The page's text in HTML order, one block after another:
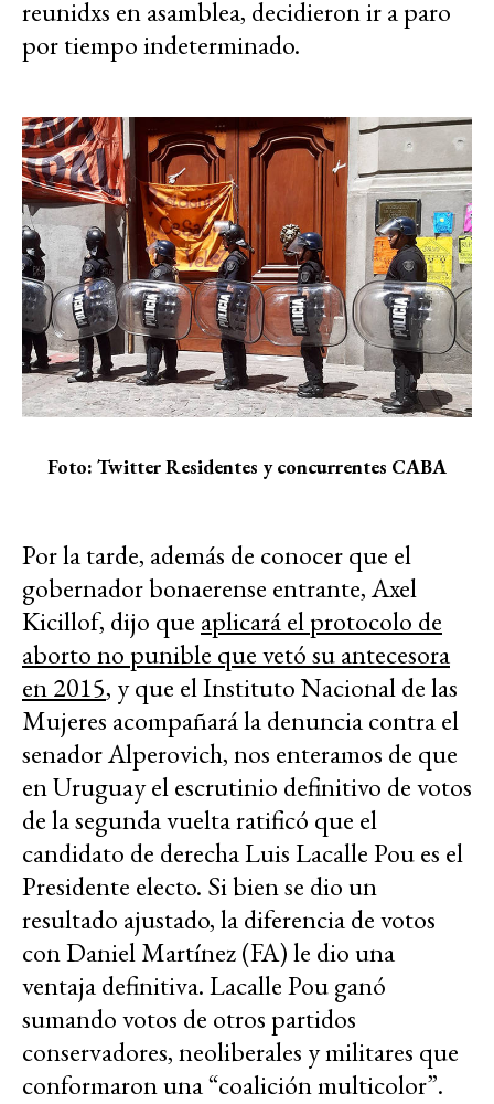
reunidxs en asamblea, decidieron ir a paro
por tiempo indeterminado.
Foto: Twitter Residentes y concurrentes CABA
Por la tarde, además de conocer que el
gobernador bonaerense entrante, Axel
Kicillof, dijo que aplicará el protocolo de
aborto no punible que vetó su antecesora
en 2015, y que el Instituto Nacional de las
Mujeres acompañará la denuncia contra el
senador Alperovich, nos enteramos de que
en Uruguay el escrutinio definitivo de votos
de la segunda vuelta ratificó que el
candidato de derecha Luis Lacalle Pou es el
Presidente electo. Si bien se dio un
resultado ajustado, la diferencia de votos
con Daniel Martínez (FA) le dio una
ventaja definitiva. Lacalle Pou ganó
sumando votos de otros partidos
conservadores, neoliberales y militares que
conformaron una “coalición multicolor”.